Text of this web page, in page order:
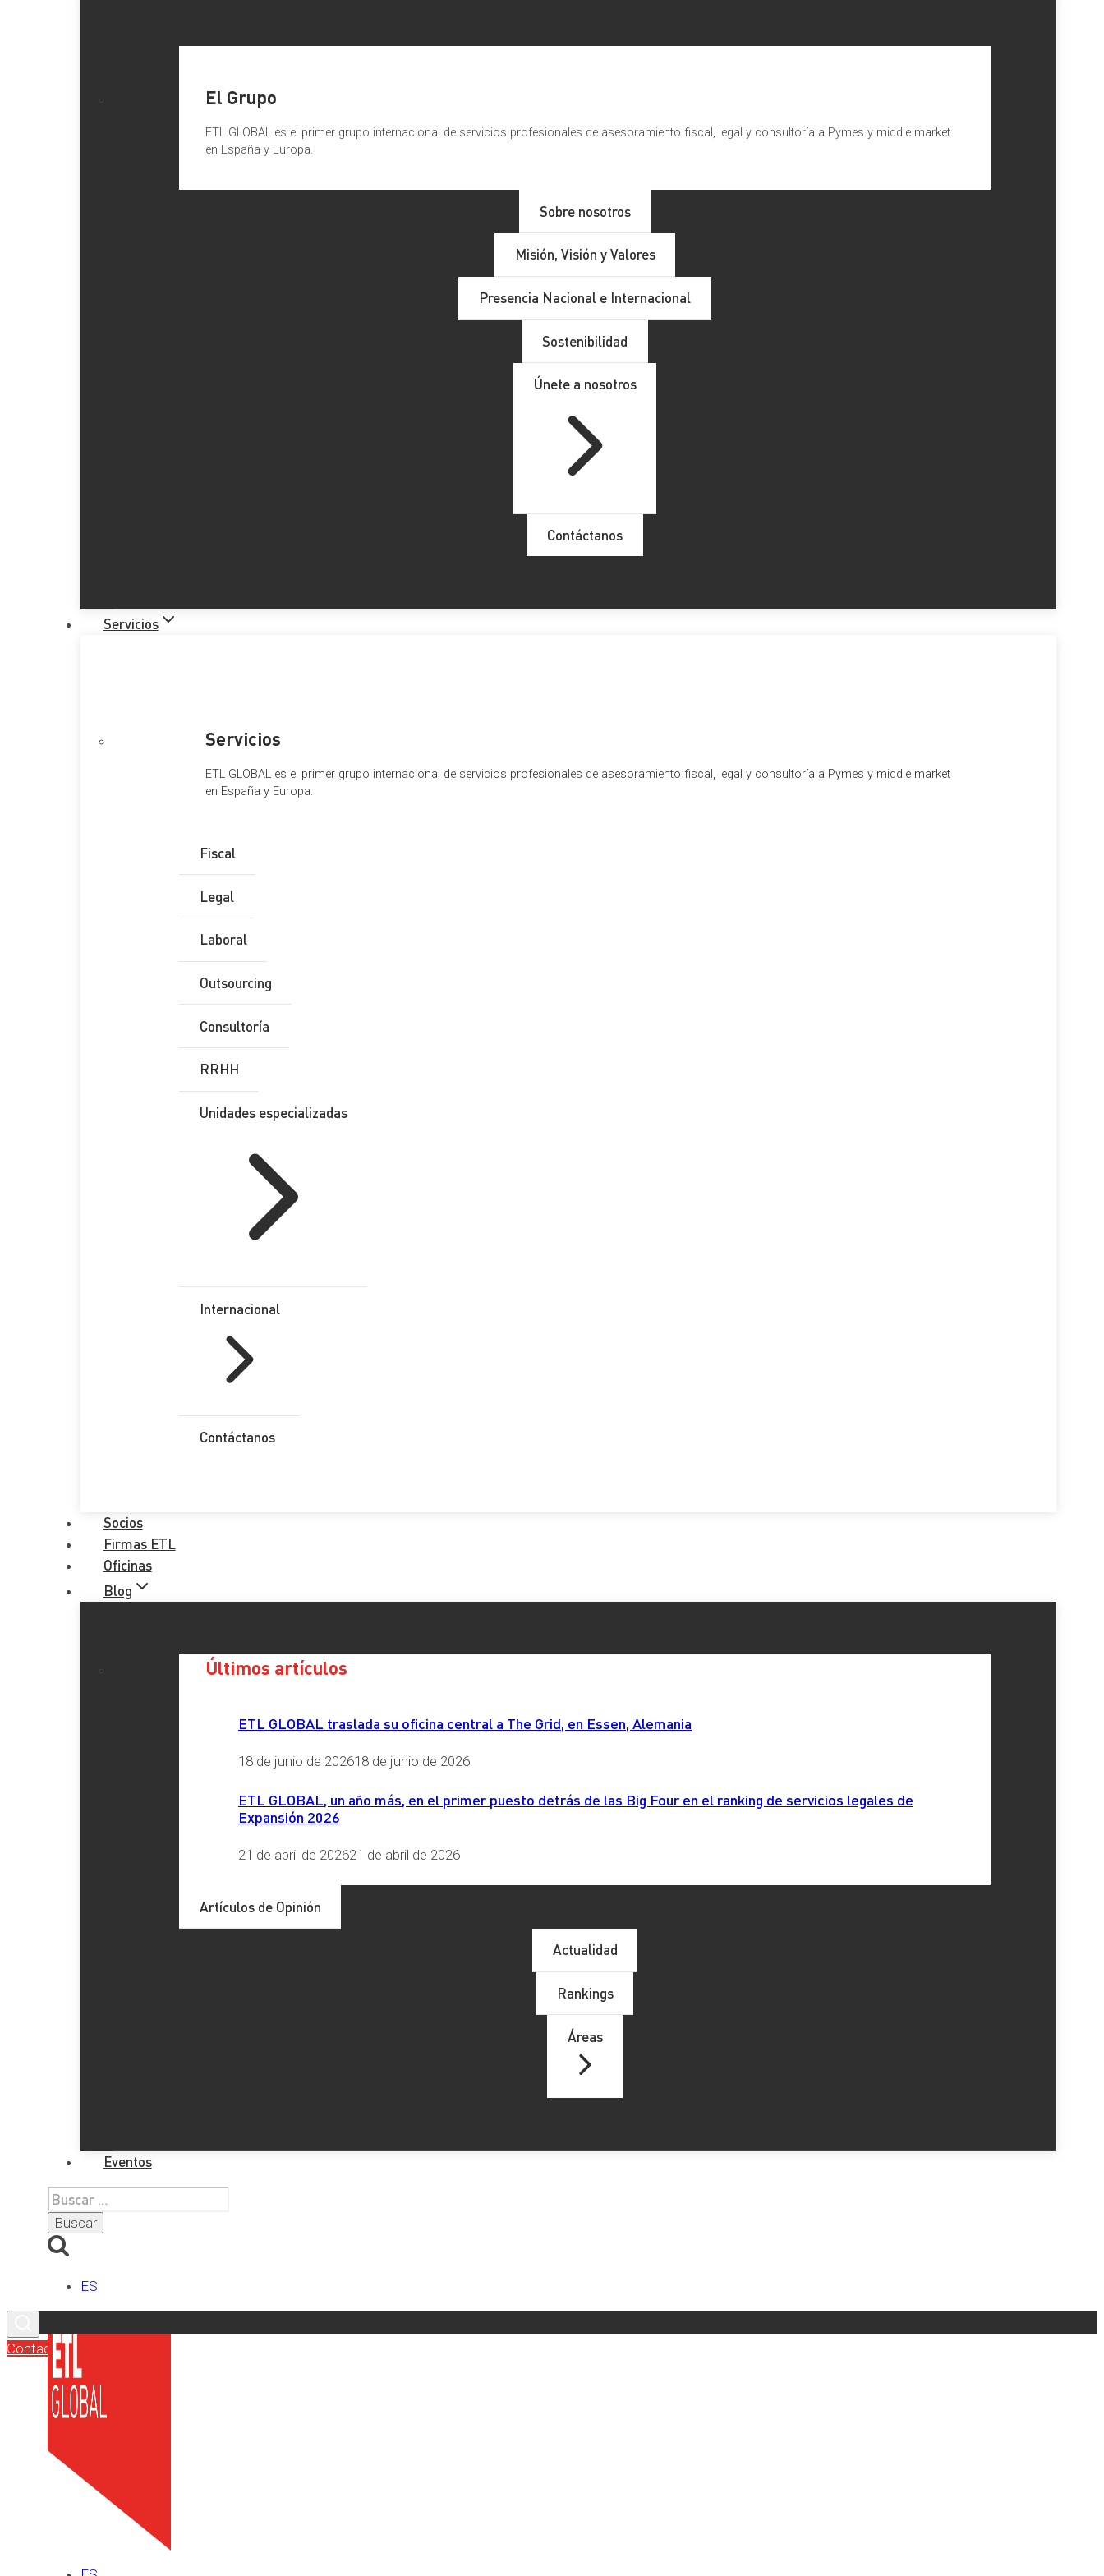
El Grupo
ETL GLOBAL es el primer grupo internacional de servicios profesionales de asesoramiento fiscal, legal y consultoría a Pymes y middle market
en España y Europa.
Sobre nosotros
Misión, Visión y Valores
Presencia Nacional e Internacional
Sostenibilidad
Únete a nosotros
Contáctanos
Servicios
Servicios
ETL GLOBAL es el primer grupo internacional de servicios profesionales de asesoramiento fiscal, legal y consultoría a Pymes y middle market
en España y Europa.
Fiscal
Legal
Laboral
Outsourcing
Consultoría
RRHH
Unidades especializadas
Internacional
Contáctanos
Socios
Firmas ETL
Oficinas
Blog
Últimos artículos
ETL GLOBAL traslada su oficina central a The Grid, en Essen, Alemania
18 de junio de 202618 de junio de 2026
ETL GLOBAL, un año más, en el primer puesto detrás de las Big Four en el ranking de servicios legales de
Expansión 2026
21 de abril de 202621 de abril de 2026
Artículos de Opinión
Actualidad
Rankings
Áreas
Eventos
Buscar:
ES
Contacto